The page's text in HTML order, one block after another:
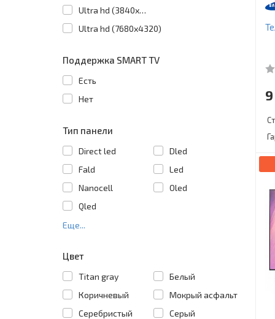
Ultra hd (3840х2160)
Ultra hd (7680х4320)
Поддержка SMART TV
Есть
Нет
Тип панели
Direct led
Dled
Fald
Led
Nanocell
Oled
Qled
Еще...
Цвет
Titan gray
Белый
Коричневый
Мокрый асфальт
Серебристый
Серый